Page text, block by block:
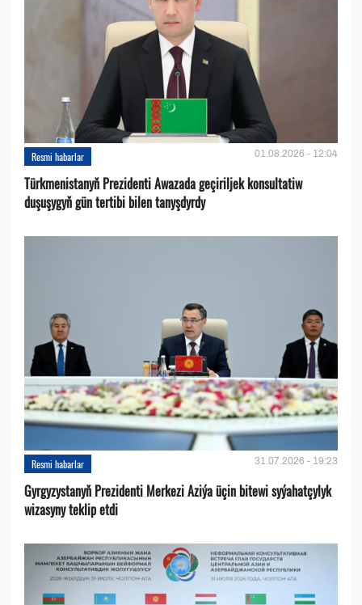
Resmi habarlar 01.08.2026 - 12:04
Türkmenistanyň Prezidenti Awazada geçiriljek konsultatiw
duşuşygyň gün tertibi bilen tanyşdyrdy
Resmi habarlar 31.07.2026 - 19:23
Gyrgyzystanyň Prezidenti Merkezi Aziýa üçin bitewi syýahatçylyk
wizasyny teklip etdi